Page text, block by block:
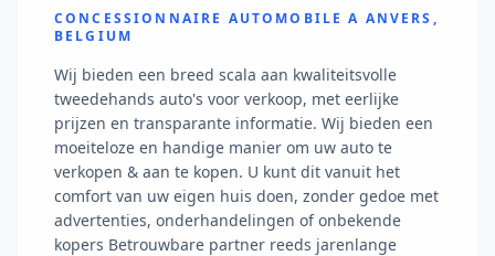
CONCESSIONNAIRE AUTOMOBILE A ANVERS,
BELGIUM
Wij bieden een breed scala aan kwaliteitsvolle
tweedehands auto's voor verkoop, met eerlijke
prijzen en transparante informatie. Wij bieden een
moeiteloze en handige manier om uw auto te
verkopen & aan te kopen. U kunt dit vanuit het
comfort van uw eigen huis doen, zonder gedoe met
advertenties, onderhandelingen of onbekende
kopers Betrouwbare partner reeds jarenlange